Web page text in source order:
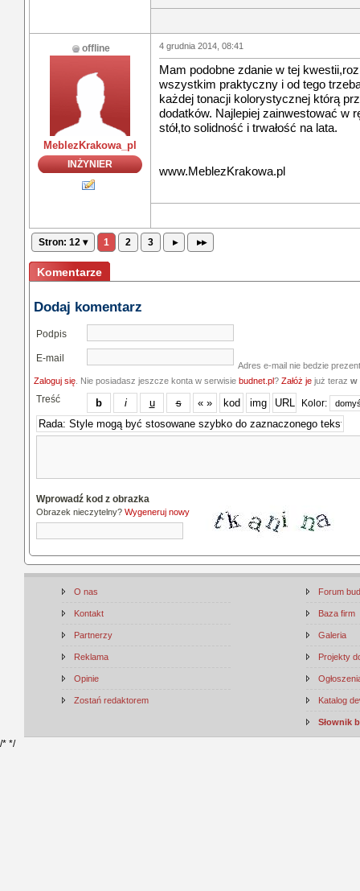
offline
MeblezKrakowa_pl
INŻYNIER
4 grudnia 2014, 08:41
Mam podobne zdanie w tej
wszystkim praktyczny i od tego
każdej tonacji kolorystycznej którą
dodatków. Najlepiej zainwestować w
stół,to solidność i trwałość na lata.
www.MeblezKrakowa.pl
Stron: 12 ▾ 1 2 3 ▸ ▸▸
Komentarze
Dodaj komentarz
Podpis
E-mail
Adres e-mail nie bedzie
Zaloguj się . Nie posiadasz jeszcze konta w serwisie budnet.pl? Załóż je już teraz w
Treść Kolor:
Wprowadź kod z obrazka
Obrazek nieczytelny? Wygeneruj nowy
O nas
Kontakt
Partnerzy
Reklama
Opinie
Zostań redaktorem
Forum
Baza firm
Galeria
Projekty
Katalog
Słownik
/* */